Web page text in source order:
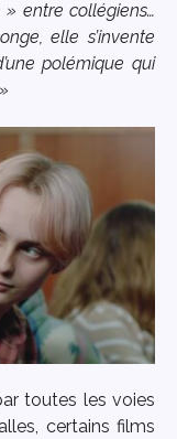
entre collégiens…
elle s’invente
polémique qui
toutes les voies
certains films